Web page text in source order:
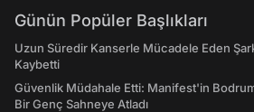
Günün Popüler Başlıkları
Uzun Süredir Kanserle Mücadele Eden
Kaybetti
Güvenlik Müdahale Etti: Manifest'in
Bir Genç Sahneye Atladı